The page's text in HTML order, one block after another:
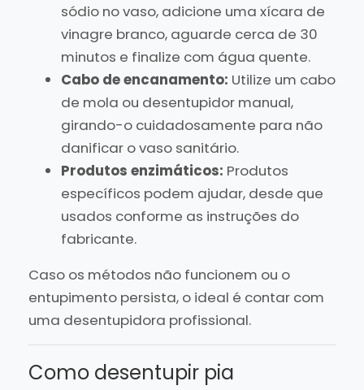
sódio no vaso, adicione uma xícara de
vinagre branco, aguarde cerca de 30
minutos e finalize com água quente.
Cabo de encanamento: Utilize um cabo
de mola ou desentupidor manual,
girando-o cuidadosamente para não
danificar o vaso sanitário.
Produtos enzimáticos: Produtos
específicos podem ajudar, desde que
usados conforme as instruções do
fabricante.
Caso os métodos não funcionem ou o
entupimento persista, o ideal é contar com
uma desentupidora profissional.
Como desentupir pia